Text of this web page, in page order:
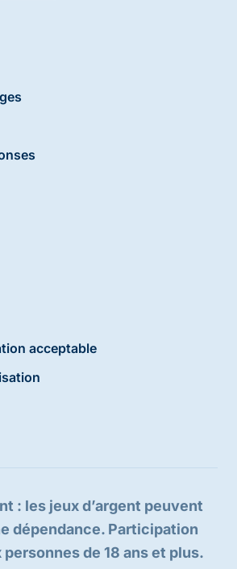
acceptable
: les jeux d’argent peuvent
dépendance. Participation
de 18 ans et plus.